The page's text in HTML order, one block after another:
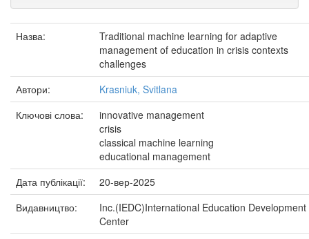
Назва:
Traditional machine learning for adaptive
management of education in crisis contexts
challenges
Автори:
Krasniuk, Svitlana
Ключові слова:
innovative management
crisis
classical machine learning
educational management
Дата публікації:
20-вер-2025
Видавництво:
Inc.(IEDC)International Education Development
Center